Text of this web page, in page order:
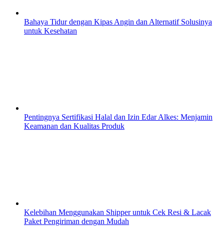
Bahaya Tidur dengan Kipas Angin dan Alternatif Solusinya
untuk Kesehatan
Pentingnya Sertifikasi Halal dan Izin Edar Alkes: Menjamin
Keamanan dan Kualitas Produk
Kelebihan Menggunakan Shipper untuk Cek Resi & Lacak
Paket Pengiriman dengan Mudah